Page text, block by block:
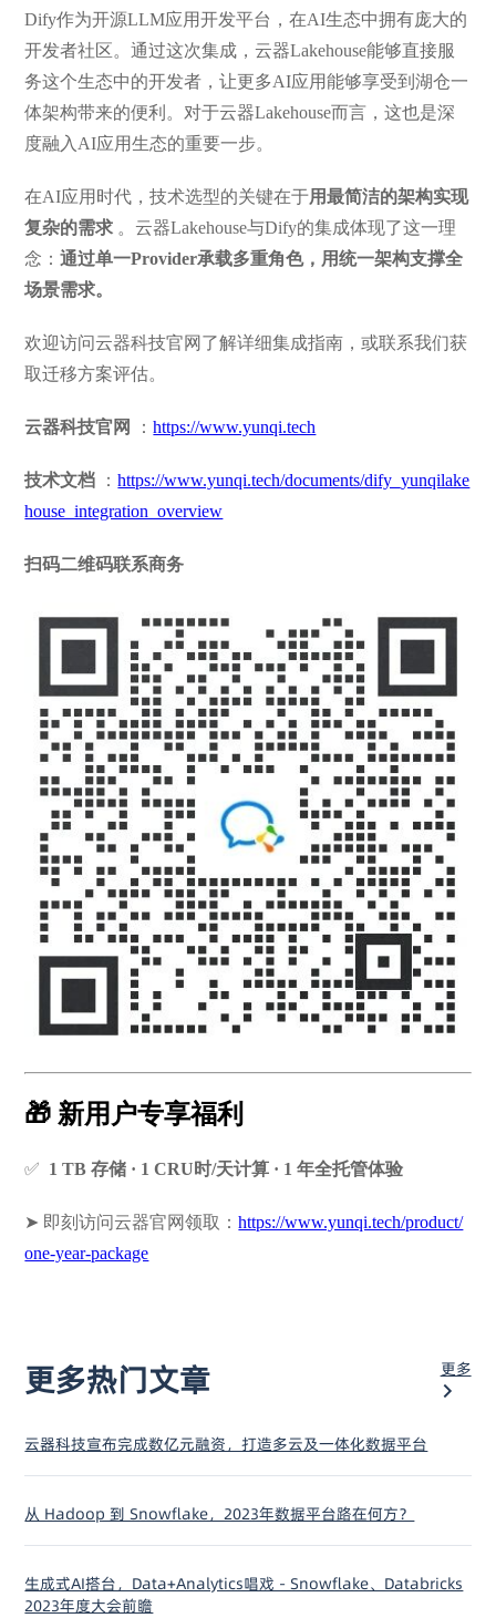
Dify作为开源LLM应用开发平台，在AI生态中拥有庞大的
开发者社区。通过这次集成，云器Lakehouse能够直接服
务这个生态中的开发者，让更多AI应用能够享受到湖仓一
体架构带来的便利。对于云器Lakehouse而言，这也是深
度融入AI应用生态的重要一步。
在AI应用时代，技术选型的关键在于用最简洁的架构实现
复杂的需求 。云器Lakehouse与Dify的集成体现了这一理
念：通过单一Provider承载多重角色，用统一架构支撑全
场景需求。
欢迎访问云器科技官网了解详细集成指南，或联系我们获
取迁移方案评估。
云器科技官网 ：https://www.yunqi.tech
技术文档 ：https://www.yunqi.tech/documents/dify_yunqilake
house_integration_overview
扫码二维码联系商务
🎁 新用户专享福利
✅ 1 TB 存储 · 1 CRU时/天计算 · 1 年全托管体验
➤ 即刻访问云器官网领取：https://www.yunqi.tech/product/
one-year-package
更多热门文章 更多
云器科技宣布完成数亿元融资，打造多云及一体化数据平台
从 Hadoop 到 Snowflake，2023年数据平台路在何方？
生成式AI搭台，Data+Analytics唱戏 - Snowflake、Databricks
2023年度大会前瞻